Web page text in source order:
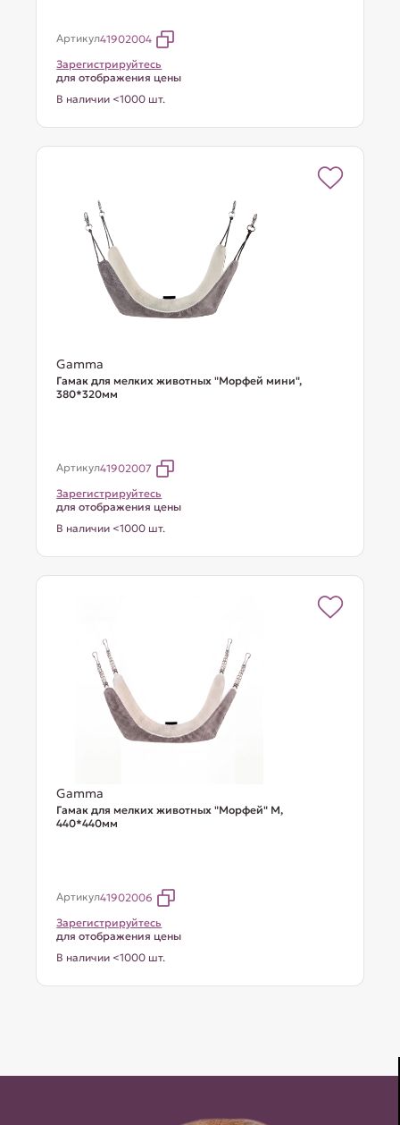
Артикул41902004
Зарегистрируйтесь
для отображения цены
В наличии <1000 шт.
Gamma
Гамак для мелких животных "Морфей мини",
380*320мм
Артикул41902007
Зарегистрируйтесь
для отображения цены
В наличии <1000 шт.
Gamma
Гамак для мелких животных "Морфей" М,
440*440мм
Артикул41902006
Зарегистрируйтесь
для отображения цены
В наличии <1000 шт.